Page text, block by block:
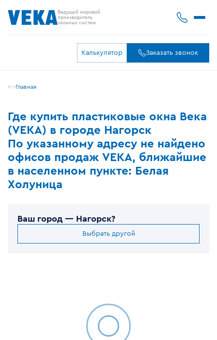
Ведущий мировой
производитель
оконных систем
Калькулятор Заказать звонок
Главная
Где купить пластиковые окна Века
(VEKA) в городе Нагорск
По указанному адресу не найдено
офисов продаж VEKA, ближайшие
в населенном пункте: Белая
Холуница
Ваш город — Нагорск?
Выбрать другой